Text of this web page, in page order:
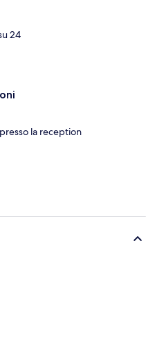
24
la reception